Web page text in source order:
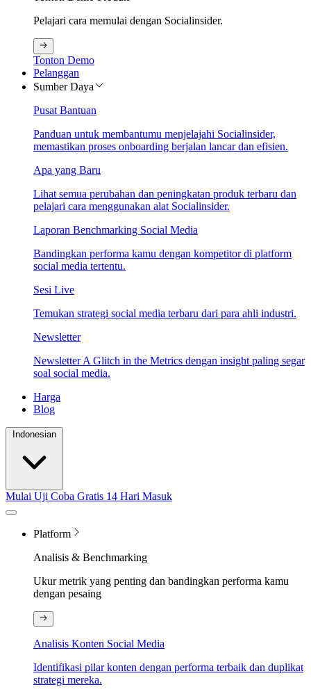
Pelajari cara memulai dengan Socialinsider.
Tonton Demo
Pelanggan
Sumber Daya
Pusat Bantuan
Panduan untuk membantumu menjelajahi Socialinsider,
memastikan proses onboarding berjalan lancar dan efisien.
Apa yang Baru
Lihat semua perubahan dan peningkatan produk terbaru dan
pelajari cara menggunakan alat Socialinsider.
Laporan Benchmarking Social Media
Bandingkan performa kamu dengan kompetitor di platform
social media tertentu.
Sesi Live
Temukan strategi social media terbaru dari para ahli industri.
Newsletter
Newsletter A Glitch in the Metrics dengan insight paling segar
soal social media.
Harga
Blog
Mulai Uji Coba Gratis 14 Hari Masuk
Platform
Analisis & Benchmarking
Ukur metrik yang penting dan bandingkan performa kamu
dengan pesaing
Analisis Konten Social Media
Identifikasi pilar konten dengan performa terbaik dan duplikat
strategi mereka.